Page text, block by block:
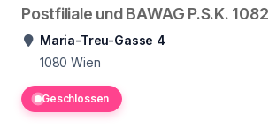
Postfiliale und BAWAG P.S.K. 1082
Maria-Treu-Gasse 4
1080 Wien
Geschlossen